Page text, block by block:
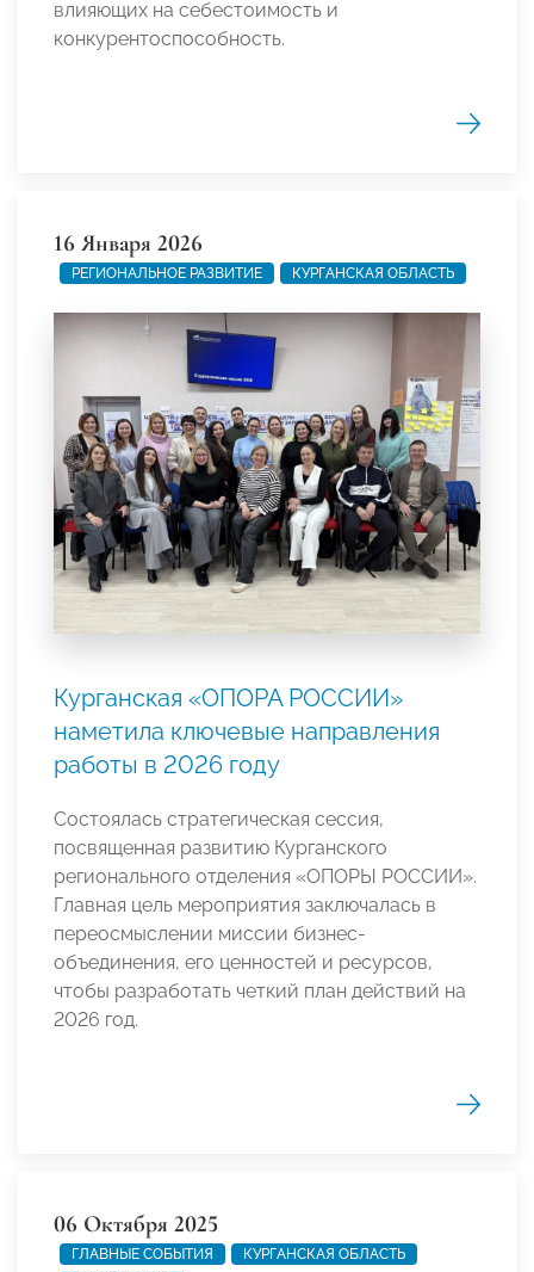
влияющих на себестоимость и
конкурентоспособность.
16 Января 2026
РЕГИОНАЛЬНОЕ РАЗВИТИЕ КУРГАНСКАЯ ОБЛАСТЬ
Курганская «ОПОРА РОССИИ»
наметила ключевые направления
работы в 2026 году
Состоялась стратегическая сессия,
посвященная развитию Курганского
регионального отделения «ОПОРЫ РОССИИ».
Главная цель мероприятия заключалась в
переосмыслении миссии бизнес-
объединения, его ценностей и ресурсов,
чтобы разработать четкий план действий на
2026 год.
06 Октября 2025
ГЛАВНЫЕ СОБЫТИЯ
КУРГАНСКАЯ ОБЛАСТЬ